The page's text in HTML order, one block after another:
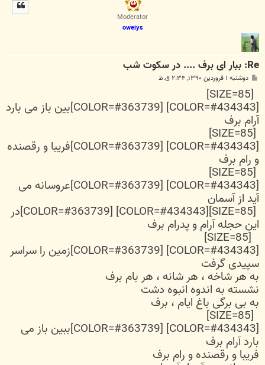
Moderator
oweiys
Re: ببار ای برف .... در سکوت شب
ت
دوشنبه ۱ فروردین ۱۳۹۰, ۲:۳۴ ق.ظ
[SIZE=85]
[COLOR=#434343] [COLOR=#363739]بین باز می بارد
آرام برف
[SIZE=85]
[COLOR=#434343] [COLOR=#363739]فریبا و رقصنده
و رام برف
[SIZE=85]
[COLOR=#434343] [COLOR=#363739]عروسانه می
آید از آسمان
[SIZE=85][COLOR=#434343] [COLOR=#363739]در
این حجله آرام و پدرام برف
[SIZE=85]
[COLOR=#434343] [COLOR=#363739]زمین را سراسر
سپیدی گرفت
به هر شاخه ، هر شانه ، هر بام برف
نشسته به اندوه انبوه دشت
به بی برگی باغ ایام ، برف
[SIZE=85]
[COLOR=#434343] [COLOR=#363739]ببین باز می
بارد آرام برف
فریبا و رقصنده و رام برف